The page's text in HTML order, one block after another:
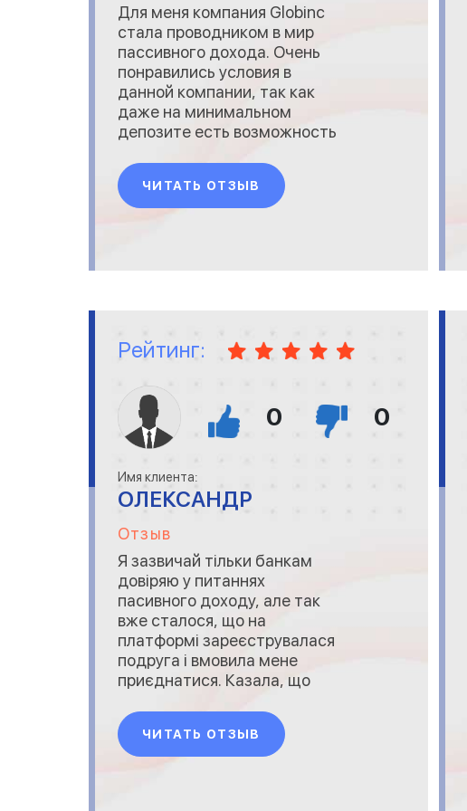
Для меня компания Globinc
стала проводником в мир
пассивного дохода. Очень
понравились условия в
данной компании, так как
даже на минимальном
депозите есть возможность
вложений в день. Считаю,
что это отличные условия.
Также могу отметить, что
ЧИТАТЬ ОТЗЫВ
Рейтинг:
0 0
Имя клиента:
ОЛЕКСАНДР
Отзыв
Я зазвичай тільки банкам
довіряю у питаннях
пасивного доходу, але так
вже сталося, що на
платформі зареєструвалася
подруга і вмовила мене
приєднатися. Казала, що
він реально буде працювати
над збільшенням наших
коштів. І дійсно все так і є,
ЧИТАТЬ ОТЗЫВ